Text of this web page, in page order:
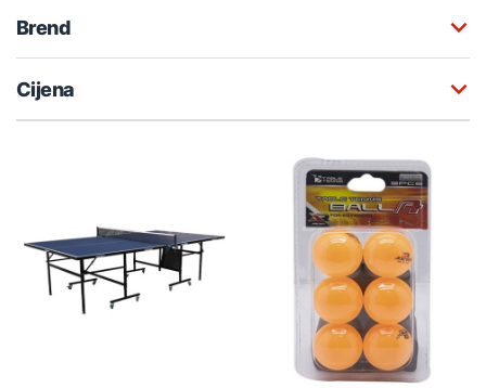
Brend
Cijena